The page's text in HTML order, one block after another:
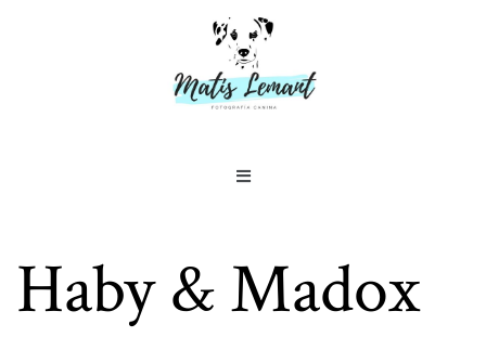
Haby & Madox